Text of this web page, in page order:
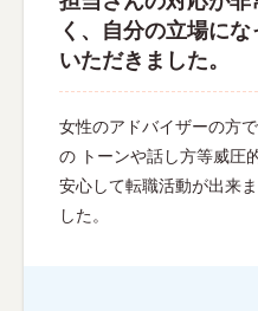
く、自分の立場に
いただきました。
女性のアドバイザーの方
の トーンや話し方等威圧
安心して転職活動が出来
した。